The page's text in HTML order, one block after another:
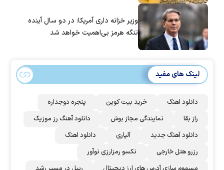
وزیر خزانه داری آمریکا: در دو سال آینده
تنگه هرمز بی‌اهمیت خواهد شد
لینک های مفید
دانلود اهنگ خرید بیت کوین
پنجره دوجداره
راز بقا
نمایندگی مجاز بوش
دانلود آهنگ رز‌ موزیک
دانلود آهنگ جدید
آلپاری
دانلود اهنگ
رزرو هتل خارجی
نکسو رمزارزی نوآور